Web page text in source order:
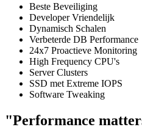
Beste Beveiliging
Developer Vriendelijk
Dynamisch Schalen
Verbeterde DB Performance
24x7 Proactieve Monitoring
High Frequency CPU's
Server Clusters
SSD met Extreme IOPS
Software Tweaking
"Performance